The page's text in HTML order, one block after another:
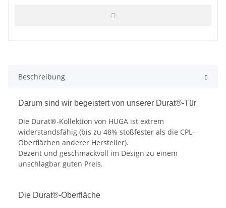
Beschreibung
Darum sind wir begeistert von unserer Durat®-Tür
Die Durat®-Kollektion von HUGA ist extrem
widerstandsfähig (bis zu 48% stoßfester als die CPL-
Oberflächen anderer Hersteller).
Dezent und geschmackvoll im Design zu einem
unschlagbar guten Preis.
Die Durat®-Oberfläche